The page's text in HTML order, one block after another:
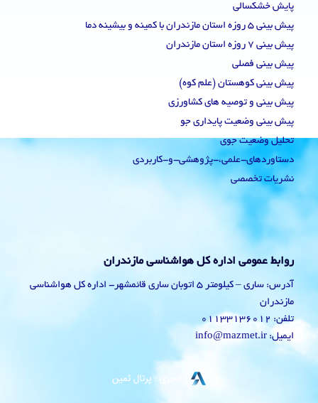
پایش خشکسالی
پیش بینی 5 روزه استان مازندران با کمینه و بیشینه دما
پیش بینی 7 روزه استان مازندران
پیش بینی فصلی
پیش بینی کوهستان (علم کوه)
پیش بینی و توصیه های کشاورزی
پیش بینی وضعیت پایداری جو
تحلیل وضعیت جوی
دستاوردهای-علمی،-پژوهشی-و-کاربردی
نشریات تخصصی
روابط عمومی اداره کل هواشناسی مازندران
آدرس: ساری – کیلومتر 5 اتوبان ساری قائمشهر- اداره کل هواشناسی
مازندران
تلفن: 01133136012
ایمیل: info@mazmet.ir